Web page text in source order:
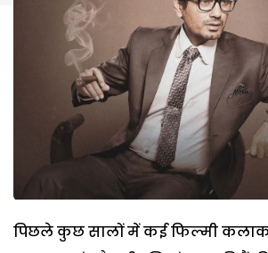
पिछले कुछ सालों में कई फिल्मी